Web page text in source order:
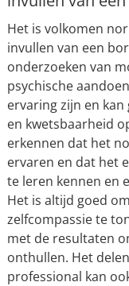
Het is volkomen
invullen van een
onderzoeken van
psychische
ervaring zijn en
en kwetsbaarheid
erkennen dat het
ervaren en dat het
te leren kennen en
Het is altijd goed
zelfcompassie te
met de resultaten
onthullen. Het
professional kan